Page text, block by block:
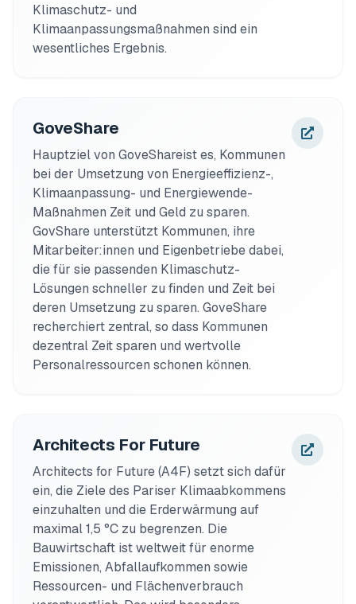
Klimaschutz- und
Klimaanpassungsmaßnahmen sind ein
wesentliches Ergebnis.
GoveShare
Hauptziel von GoveShareist es, Kommunen
bei der Umsetzung von Energieeffizienz-,
Klimaanpassung- und Energiewende-
Maßnahmen Zeit und Geld zu sparen.
GovShare unterstützt Kommunen, ihre
Mitarbeiter:innen und Eigenbetriebe dabei,
die für sie passenden Klimaschutz-
Lösungen schneller zu finden und Zeit bei
deren Umsetzung zu sparen. GoveShare
recherchiert zentral, so dass Kommunen
dezentral Zeit sparen und wertvolle
Personalressourcen schonen können.
Architects For Future
Architects for Future (A4F) setzt sich dafür
ein, die Ziele des Pariser Klimaabkommens
einzuhalten und die Erderwärmung auf
maximal 1,5 °C zu begrenzen. Die
Bauwirtschaft ist weltweit für enorme
Emissionen, Abfallaufkommen sowie
Ressourcen- und Flächenverbrauch